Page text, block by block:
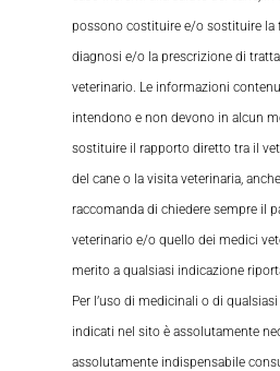
possono costituire e/o sostituire la
diagnosi e/o la prescrizione di
veterinario. Le informazioni
intendono e non devono in alcun
sostituire il rapporto diretto tra il
del cane o la visita veterinaria,
raccomanda di chiedere sempre il
veterinario e/o quello dei medici
merito a qualsiasi indicazione
Per l’uso di medicinali o di
indicati nel sito è assolutamente
assolutamente indispensabile